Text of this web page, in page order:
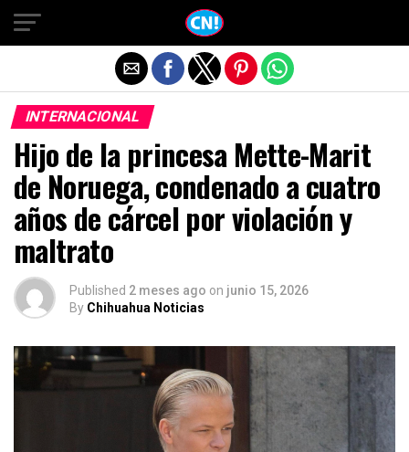
INTERNACIONAL
Hijo de la princesa Mette-Marit
de Noruega, condenado a cuatro
años de cárcel por violación y
maltrato
Published 2 meses ago on junio 15, 2026
By Chihuahua Noticias
Salir de la versión móvil